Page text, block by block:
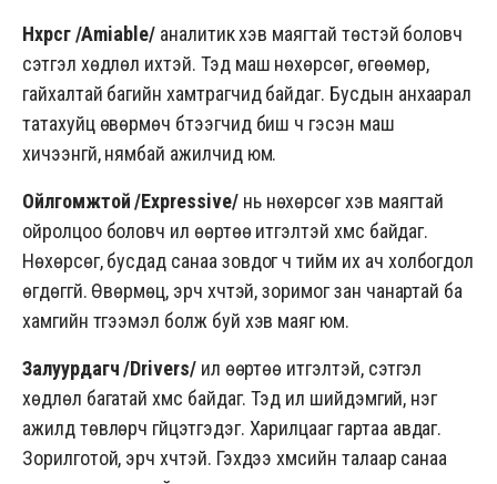
Нөхөрсөг /Amiable/ аналитик хэв маягтай төстэй боловч
сэтгэл хөдлөл ихтэй. Тэд маш нөхөрсөг, өгөөмөр,
гайхалтай багийн хамтрагчид байдаг. Бусдын анхаарал
татахуйц өвөрмөч бүтээгчид биш ч гэсэн маш
хичээнгүй, нямбай ажилчид юм.
Ойлгомжтой /Expressive/ нь нөхөрсөг хэв маягтай
ойролцоо боловч илүү өөртөө итгэлтэй хүмүүс байдаг.
Нөхөрсөг, бусдад санаа зовдог ч тийм их ач холбогдол
өгдөггүй. Өвөрмөц, эрч хүчтэй, зоримог зан чанартай ба
хамгийн түгээмэл болж буй хэв маяг юм.
Залуурдагч /Drivers/илүү өөртөө итгэлтэй, сэтгэл
хөдлөл багатай хүмүүс байдаг. Тэд илүү шийдэмгий, нэг
ажилд төвлөрч гүйцэтгэдэг. Харилцааг гартаа авдаг.
Зорилготой, эрч хүчтэй. Гэхдээ хүмүүсийн талаар санаа